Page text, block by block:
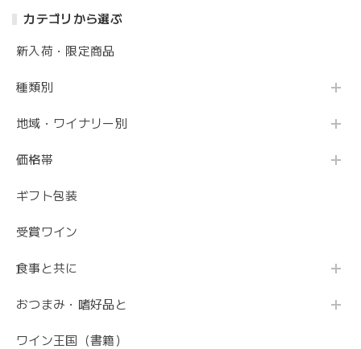
カテゴリから選ぶ
新入荷・限定商品
種類別
地域・ワイナリー別
価格帯
ギフト包装
受賞ワイン
食事と共に
おつまみ・嗜好品と
ワイン王国（書籍）